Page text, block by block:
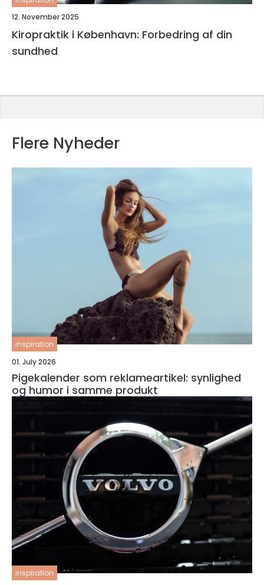
12. November 2025
Kiropraktik i København: Forbedring af din
sundhed
Flere Nyheder
inspiration
01. July 2026
Pigekalender som reklameartikel: synlighed
og humor i samme produkt
inspiration